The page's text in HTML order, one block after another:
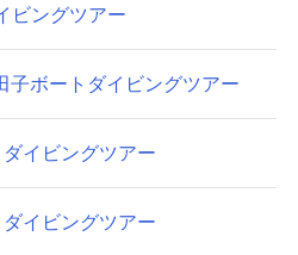
ビングツアー
ボートダイビングツアー
イビングツアー
イビングツアー